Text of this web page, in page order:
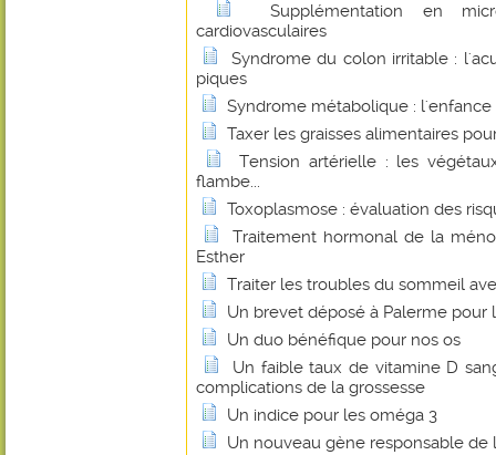
Supplémentation en
cardiovasculaires
Syndrome du colon irritable :
piques
Syndrome métabolique :
Taxer les graisses alimentaires
Tension artérielle : les
flambe...
Toxoplasmose : évaluation des
Traitement hormonal de la
Esther
Traiter les troubles du sommeil
Un brevet déposé à Palerme pour
Un duo bénéfique pour nos os
Un faible taux de vitamine D
complications de la grossesse
Un indice pour les oméga 3
Un nouveau gène responsable de